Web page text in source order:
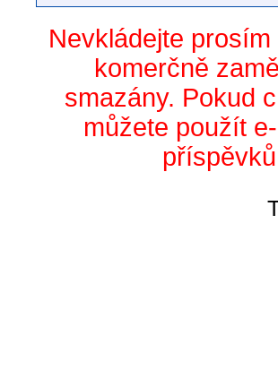
Nevkládejte
komerčně
smazány. Pokud
můžete použít